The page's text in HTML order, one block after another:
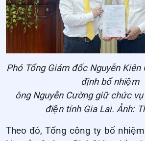
Phó Tổng Giám đốc Nguyễn Kiên
định bổ nhiệm
ông Nguyễn Cường giữ chức
điện tỉnh Gia Lai. Ảnh:
Theo đó, Tổng công ty bổ